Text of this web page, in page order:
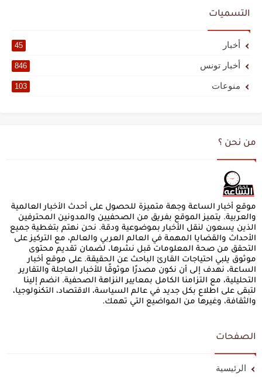
التسميات
أخبار 45
أخبار تونس 846
منوعات 103
من نحن ؟
موقع أخبار الساعة وجهة متميزة للحصول على أحدث الأخبار العالمية
والعربية. يتميز الموقع بفريق من الصحفيين والمدونين المحترفين
الذين يسعون لنقل الأخبار بموضوعية ودقة. نحن نهتم بتغطية جميع
الأحداث والقضايا المهمة في العالم العربي والعالم، مع التركيز على
التحقق من صحة المعلومات قبل نشرها، لضمان تقديم محتوى
موثوق يلبي احتياجات القارئ الباحث عن الحقيقة. على موقع أخبار
الساعة، نهدف إلى أن نكون مصدرًا موثوقًا للأخبار العاجلة والتقارير
التحليلية، مع التزامنا الكامل بمعايير النزاهة الصحفية. انضم إلينا
لتبقى على اطلاع بكل جديد في عالم السياسة، الاقتصاد، التكنولوجيا،
والثقافة، وغيرها من المواضيع التي تهمك.
الصفحات
الرئيسية